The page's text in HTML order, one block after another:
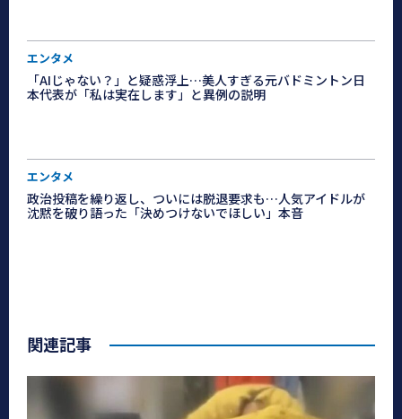
エンタメ
「AIじゃない？」と疑惑浮上…美人すぎる元バドミントン日
本代表が「私は実在します」と異例の説明
エンタメ
政治投稿を繰り返し、ついには脱退要求も…人気アイドルが
沈黙を破り語った「決めつけないでほしい」本音
関連記事